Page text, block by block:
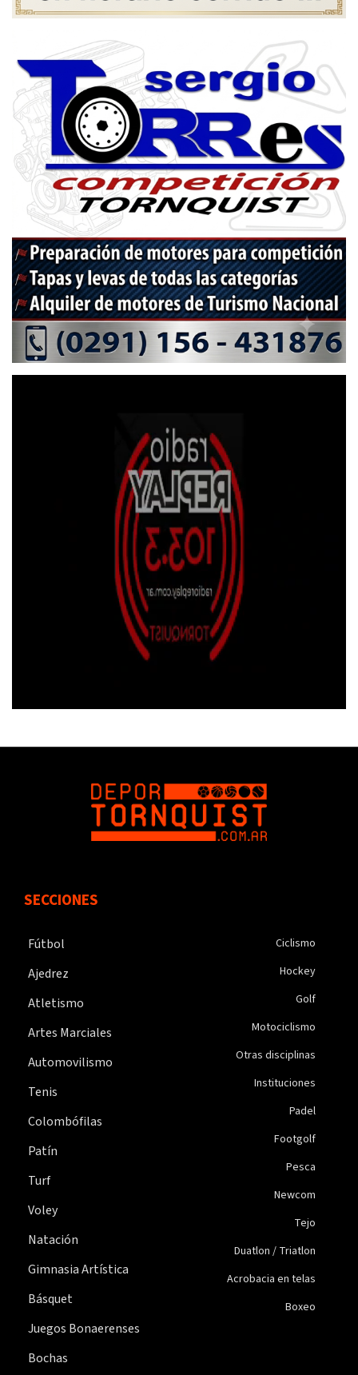
SECCIONES
Fútbol
Ajedrez
Atletismo
Artes Marciales
Automovilismo
Tenis
Colombófilas
Patín
Turf
Voley
Natación
Gimnasia Artística
Básquet
Juegos Bonaerenses
Bochas
Ciclismo
Hockey
Golf
Motociclismo
Otras disciplinas
Instituciones
Padel
Footgolf
Pesca
Newcom
Tejo
Duatlon / Triatlon
Acrobacia en telas
Boxeo